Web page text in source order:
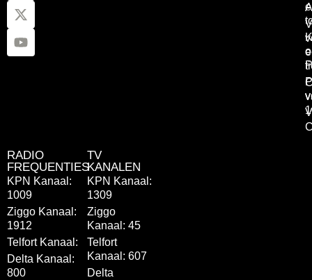
RADIO
FREQUENTIES
KPN Kanaal:
1009
Ziggo Kanaal:
1912
Telfort Kanaal:
Delta Kanaal:
800
TV
KANALEN
KPN Kanaal:
1309
Ziggo
Kanaal: 45
Telfort
Kanaal: 607
Delta